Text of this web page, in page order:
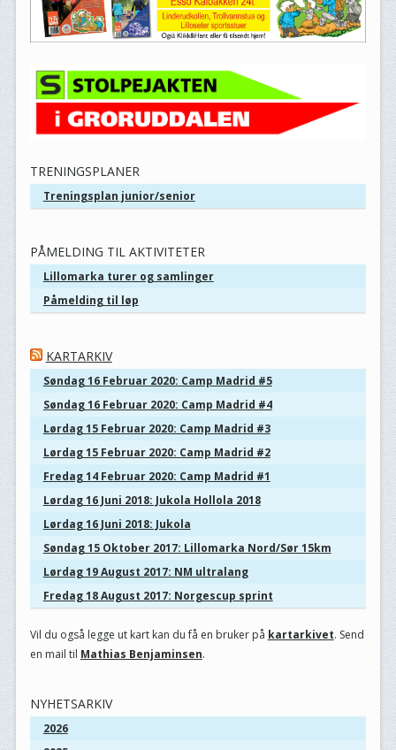
TRENINGSPLANER
Treningsplan junior/senior
PÅMELDING TIL AKTIVITETER
Lillomarka turer og samlinger
Påmelding til løp
KARTARKIV
Søndag 16 Februar 2020: Camp Madrid #5
Søndag 16 Februar 2020: Camp Madrid #4
Lørdag 15 Februar 2020: Camp Madrid #3
Lørdag 15 Februar 2020: Camp Madrid #2
Fredag 14 Februar 2020: Camp Madrid #1
Lørdag 16 Juni 2018: Jukola Hollola 2018
Lørdag 16 Juni 2018: Jukola
Søndag 15 Oktober 2017: Lillomarka Nord/Sør 15km
Lørdag 19 August 2017: NM ultralang
Fredag 18 August 2017: Norgescup sprint
Vil du også legge ut kart kan du få en bruker på kartarkivet. Send
en mail til Mathias Benjaminsen.
NYHETSARKIV
2026